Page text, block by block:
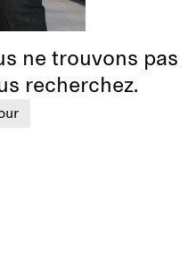
ne trouvons pas
recherchez.